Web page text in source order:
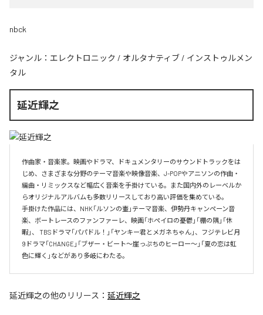
nbck
ジャンル： エレクトロニック / オルタナティブ / インストゥルメン
タル
延近輝之
作曲家・音楽家。映画やドラマ、ドキュメンタリーのサウンドトラックをは
じめ、さまざまな分野のテーマ音楽や映像音楽、J-POPやアニソンの作曲・
編曲・リミックスなど幅広く音楽を手掛けている。また国内外のレーベルか
らオリジナルアルバムも多数リリースしており高い評価を集めている。
手掛けた作品には、NHK「ルソンの壷」テーマ音楽、伊勢丹キャンペーン音
楽、ボートレースのファンファーレ、映画「ホペイロの憂鬱」「棚の隅」「休
暇」、 TBSドラマ「パパドル！」「ヤンキー君とメガネちゃん」、フジテレビ月
9ドラマ「CHANGE」「ブザー・ビート～崖っぷちのヒーロー～」「夏の恋は虹
色に輝く」などがあり多岐にわたる。
延近輝之の他のリリース： 延近輝之